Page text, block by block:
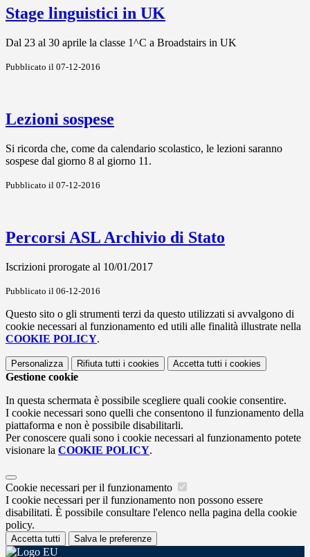
Stage linguistici in UK
Dal 23 al 30 aprile la classe 1^C a Broadstairs in UK
Pubblicato il 07-12-2016
Lezioni sospese
Si ricorda che, come da calendario scolastico, le lezioni saranno
sospese dal giorno 8 al giorno 11.
Pubblicato il 07-12-2016
Percorsi ASL Archivio di Stato
Iscrizioni prorogate al 10/01/2017
Pubblicato il 06-12-2016
Questo sito o gli strumenti terzi da questo utilizzati si avvalgono di
cookie necessari al funzionamento ed utili alle finalità illustrate nella
COOKIE POLICY.
Personalizza Rifiuta tutti i cookies Accetta tutti i cookies
Gestione cookie
In questa schermata è possibile scegliere quali cookie consentire.
I cookie necessari sono quelli che consentono il funzionamento della
piattaforma e non è possibile disabilitarli.
Per conoscere quali sono i cookie necessari al funzionamento potete
visionare la COOKIE POLICY.
Cookie necessari per il funzionamento
I cookie necessari per il funzionamento non possono essere
disabilitati. È possibile consultare l'elenco nella pagina della cookie
policy.
Accetta tutti Salva le preferenze